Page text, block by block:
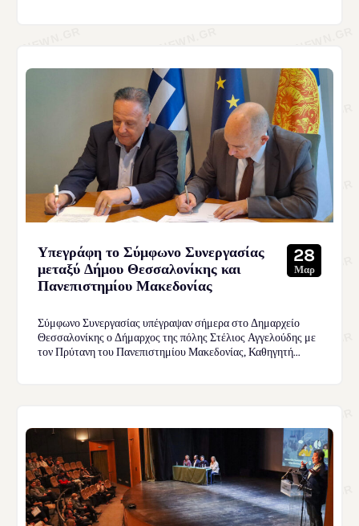
Υπεγράφη το Σύμφωνο Συνεργασίας
μεταξύ Δήμου Θεσσαλονίκης και
Πανεπιστημίου Μακεδονίας
28
Μαρ
Σύμφωνο Συνεργασίας υπέγραψαν σήμερα στο Δημαρχείο
Θεσσαλονίκης ο Δήμαρχος της πόλης Στέλιος Αγγελούδης με
τον Πρύτανη του Πανεπιστημίου Μακεδονίας, Καθηγητή...